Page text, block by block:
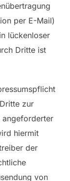
per E-Mail)
lückenloser
Dritte ist
zur
angeforderter
hiermit
der
von